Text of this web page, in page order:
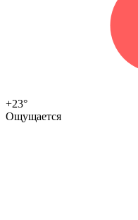
+23°
Ощущается